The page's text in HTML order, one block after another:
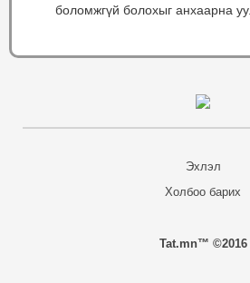
боломжгүй болохыг анхаарна уу.
Эхлэл
Холбоо барих
Tat.mn™ ©2016